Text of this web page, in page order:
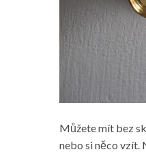
Můžete mít bez
nebo si něco vzít.